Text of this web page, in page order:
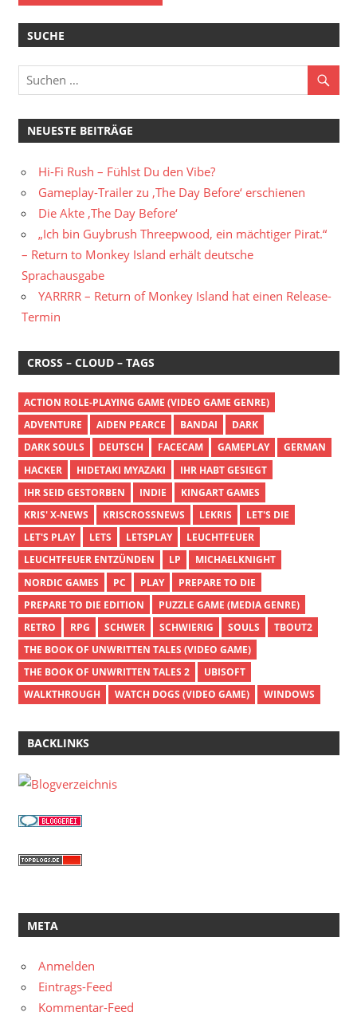
SUCHE
NEUESTE BEITRÄGE
Hi-Fi Rush – Fühlst Du den Vibe?
Gameplay-Trailer zu ‚The Day Before‘ erschienen
Die Akte ‚The Day Before‘
„Ich bin Guybrush Threepwood, ein mächtiger Pirat.“
– Return to Monkey Island erhält deutsche
Sprachausgabe
YARRRR – Return of Monkey Island hat einen Release-
Termin
CROSS – CLOUD – TAGS
ACTION ROLE-PLAYING GAME (VIDEO GAME GENRE)
ADVENTURE
AIDEN PEARCE BANDAI
DARK
DARK SOULS
DEUTSCH FACECAM GAMEPLAY
GERMAN
HACKER
HIDETAKI MYAZAKI
IHR HABT GESIEGT
IHR SEID GESTORBEN
INDIE
KINGART GAMES
KRIS' X-NEWS
KRISCROSSNEWS LEKRIS
LET'S DIE
LET'S PLAY
LETS LETSPLAY
LEUCHTFEUER
LEUCHTFEUER ENTZÜNDEN
LP
MICHAELKNIGHT
NORDIC GAMES
PC PLAY
PREPARE TO DIE
PREPARE TO DIE EDITION
PUZZLE GAME (MEDIA GENRE)
RETRO
RPG SCHWER SCHWIERIG SOULS
TBOUT2
THE BOOK OF UNWRITTEN TALES (VIDEO GAME)
THE BOOK OF UNWRITTEN TALES 2
UBISOFT
WALKTHROUGH
WATCH DOGS (VIDEO GAME) WINDOWS
BACKLINKS
META
Anmelden
Eintrags-Feed
Kommentar-Feed